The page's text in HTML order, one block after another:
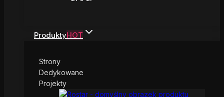
ProduktyHOT
Strony
Dedykowane
Projekty